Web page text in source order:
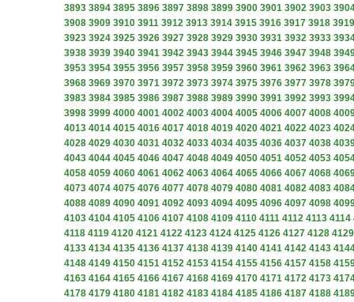
3893 3894 3895 3896 3897 3898 3899 3900 3901 3902 3903
3908 3909 3910 3911 3912 3913 3914 3915 3916 3917 3918 3919
3923 3924 3925 3926 3927 3928 3929 3930 3931 3932 3933
3938 3939 3940 3941 3942 3943 3944 3945 3946 3947 3948
3953 3954 3955 3956 3957 3958 3959 3960 3961 3962 3963
3968 3969 3970 3971 3972 3973 3974 3975 3976 3977 3978
3983 3984 3985 3986 3987 3988 3989 3990 3991 3992 3993
3998 3999 4000 4001 4002 4003 4004 4005 4006 4007 4008
4013 4014 4015 4016 4017 4018 4019 4020 4021 4022 4023
4028 4029 4030 4031 4032 4033 4034 4035 4036 4037 4038
4043 4044 4045 4046 4047 4048 4049 4050 4051 4052 4053
4058 4059 4060 4061 4062 4063 4064 4065 4066 4067 4068
4073 4074 4075 4076 4077 4078 4079 4080 4081 4082 4083
4088 4089 4090 4091 4092 4093 4094 4095 4096 4097 4098
4103 4104 4105 4106 4107 4108 4109 4110 4111 4112 4113 4114
4118 4119 4120 4121 4122 4123 4124 4125 4126 4127 4128 4129
4133 4134 4135 4136 4137 4138 4139 4140 4141 4142 4143
4148 4149 4150 4151 4152 4153 4154 4155 4156 4157 4158
4163 4164 4165 4166 4167 4168 4169 4170 4171 4172 4173
4178 4179 4180 4181 4182 4183 4184 4185 4186 4187 4188